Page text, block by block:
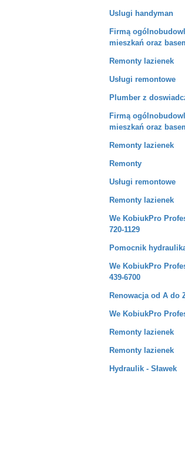
Uslugi handyman
Firmą
mieszkań oraz
Remonty lazienek
Usługi remontowe
Plumber z
Firmą
mieszkań oraz
Remonty lazienek
Remonty
Usługi remontowe
Remonty lazienek
We KobiukPro
720-1129
Pomocnik
We KobiukPro
439-6700
Renowacja od A do
We KobiukPro
Remonty lazienek
Remonty lazienek
Hydraulik - Sławek